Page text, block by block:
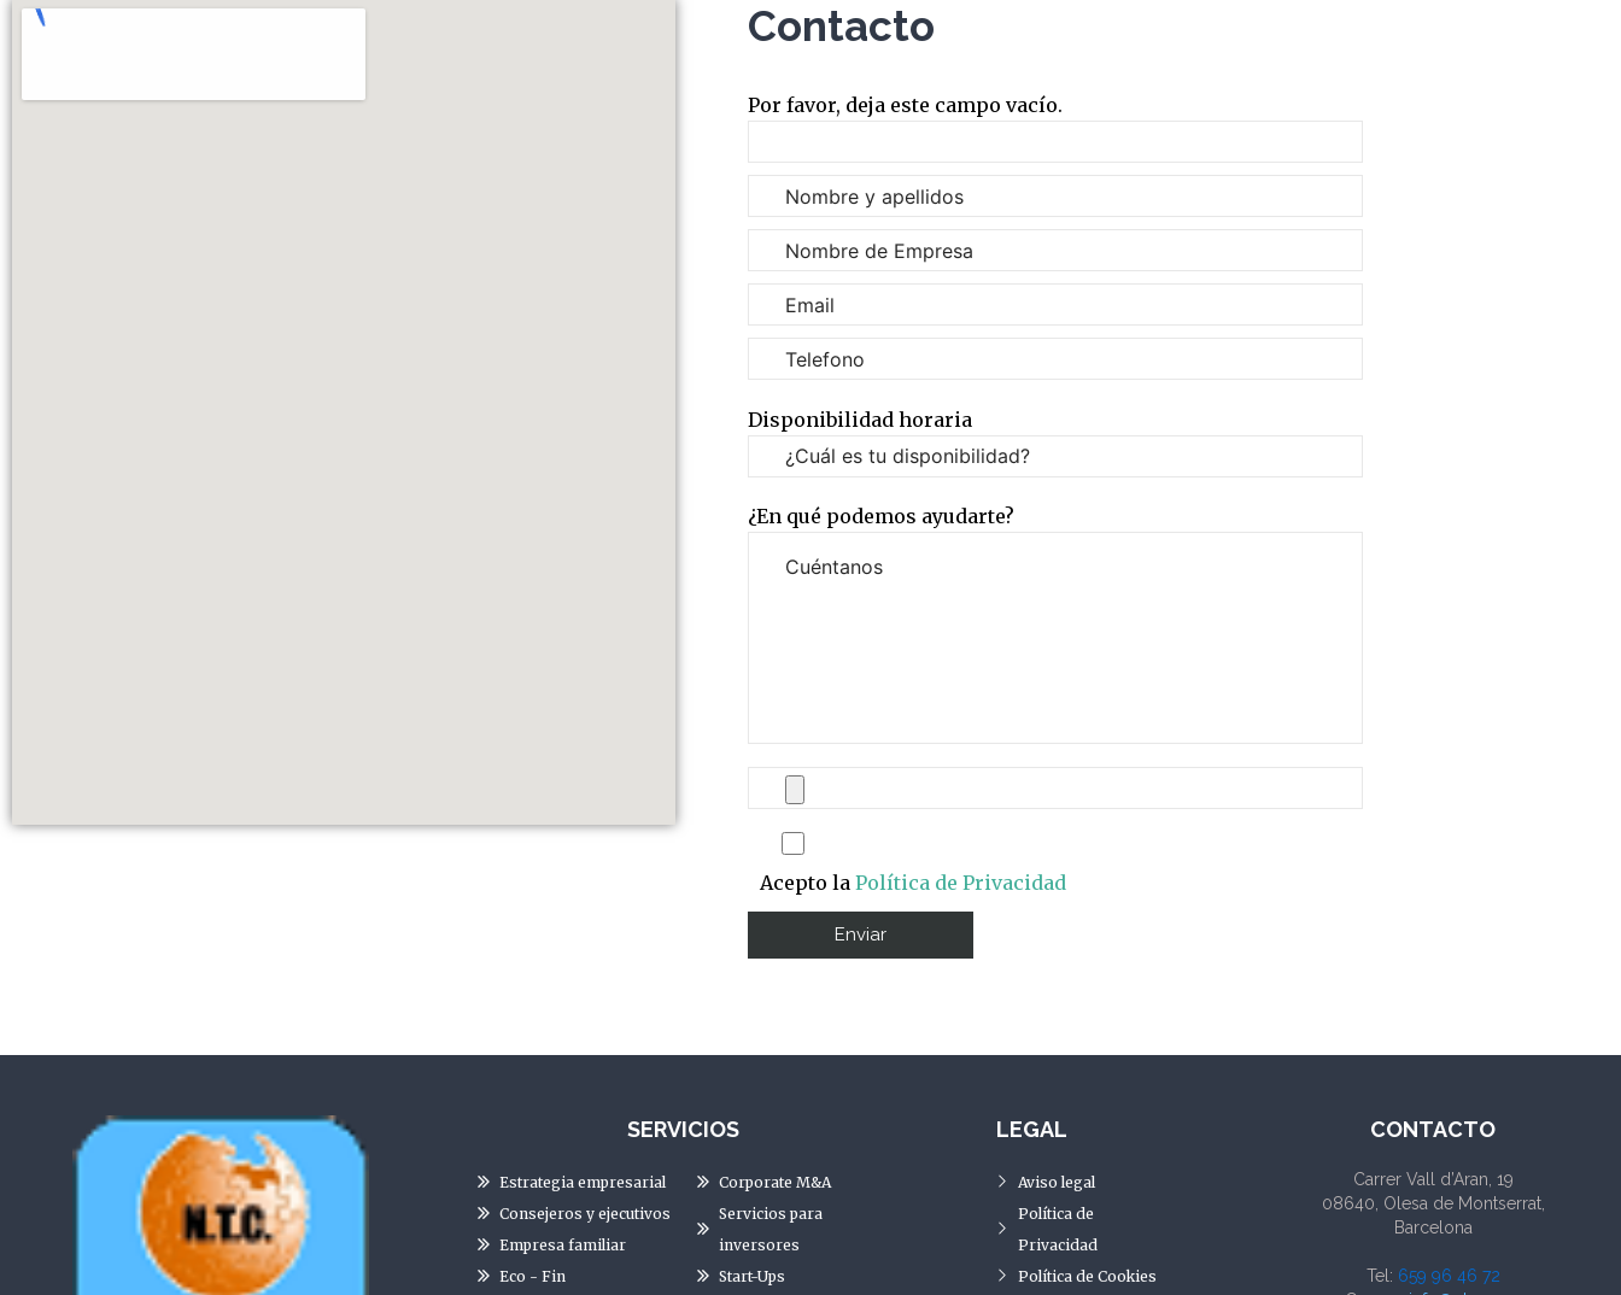
Contacto
Por favor, deja este campo vacío.
Disponibilidad horaria
¿En qué podemos ayudarte?
Acepto laPolítica de Privacidad
SERVICIOS
Estrategia empresarial
Consejeros y ejecutivos
Empresa familiar
Eco - Fin
Corporate M&A
Servicios para
inversores
Start-Ups
LEGAL
Aviso legal
Política de
Privacidad
Política de Cookies
CONTACTO
Carrer Vall d’Aran, 19
08640, Olesa de Montserrat,
Barcelona
Tel: 659 96 46 72